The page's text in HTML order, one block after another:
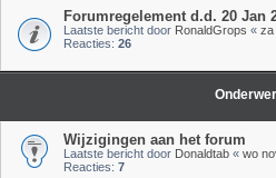
Forumregelement d.d. 20 Jan
Laatste bericht door RonaldGrops « za
Reacties: 26
Wijzigingen aan het forum
Laatste bericht door Donaldtab « wo
Reacties: 7